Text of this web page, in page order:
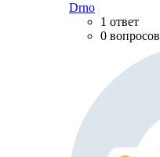
Drno
1 ответ
0 вопросов